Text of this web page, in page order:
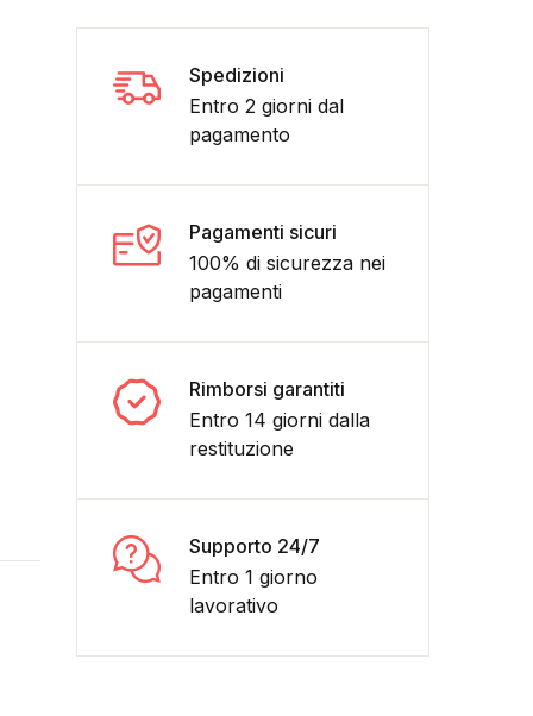
Spedizioni
Entro 2 giorni dal
pagamento
Pagamenti sicuri
100% di sicurezza nei
pagamenti
Rimborsi garantiti
Entro 14 giorni dalla
restituzione
Supporto 24/7
Entro 1 giorno
lavorativo